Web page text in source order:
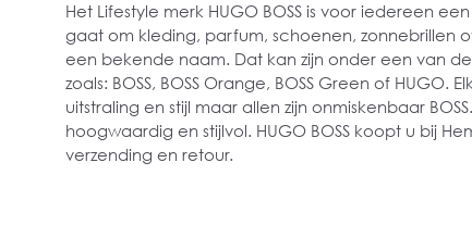
Het Lifestyle merk HUGO BOSS is voor iedereen
gaat om kleding, parfum, schoenen, zonnebrillen of
een bekende naam. Dat kan zijn onder een van
zoals: BOSS, BOSS Orange, BOSS Green of HUGO.
uitstraling en stijl maar allen zijn onmiskenbaar
hoogwaardig en stijlvol. HUGO BOSS koopt u bij
verzending en retour.